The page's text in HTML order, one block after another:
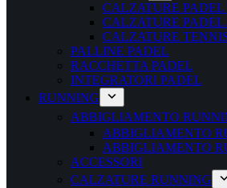
CALZATURE
CALZATURE PADEL
CALZATURE
PALLINE PADEL
RACCHETTA PADEL
INTEGRATORI PADEL
RUNNING
ABBIGLIAMENTO
ABBIGLIAMENTO
ABBIGLIAMENTO
ACCESSORI
CALZATURE RUNNING